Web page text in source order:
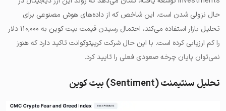
حال نزولی شدن است. این شاخص که از داده‌های هوش مصنوعی برای
تحلیل بازار استفاده می‌کند، احتمال رسیدن قیمت بیت کوین به ۱۱۰,۰۰۰ دلار
را کم ارزیابی کرده است. با این حال شرکت کریپتوکوانت تاکید دارد که هنوز
نمی‌توان پایان چرخه صعودی فعلی را تایید کرد.
تحلیل سنتیمنت (Sentiment) بیت کوین